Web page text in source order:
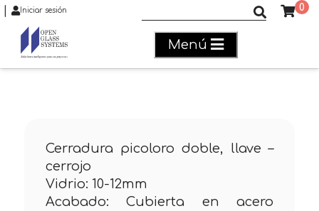
Iniciar sesión 0
Menú
Cerradura picoloro doble, llave –
cerrojo
Vidrio: 10-12mm
Acabado: Cubierta en acero